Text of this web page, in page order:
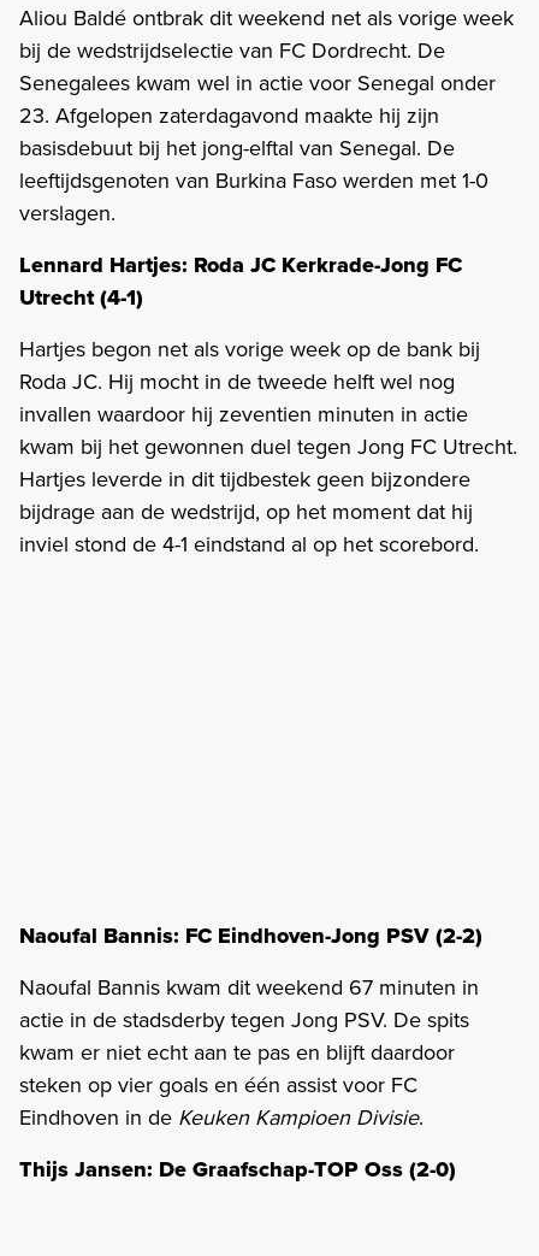
Aliou Baldé ontbrak dit weekend net als vorige week
bij de wedstrijdselectie van FC Dordrecht. De
Senegalees kwam wel in actie voor Senegal onder
23. Afgelopen zaterdagavond maakte hij zijn
basisdebuut bij het jong-elftal van Senegal. De
leeftijdsgenoten van Burkina Faso werden met 1-0
verslagen.
Lennard Hartjes: Roda JC Kerkrade-Jong FC
Utrecht (4-1)
Hartjes begon net als vorige week op de bank bij
Roda JC. Hij mocht in de tweede helft wel nog
invallen waardoor hij zeventien minuten in actie
kwam bij het gewonnen duel tegen Jong FC Utrecht.
Hartjes leverde in dit tijdbestek geen bijzondere
bijdrage aan de wedstrijd, op het moment dat hij
inviel stond de 4-1 eindstand al op het scorebord.
Naoufal Bannis: FC Eindhoven-Jong PSV (2-2)
Naoufal Bannis kwam dit weekend 67 minuten in
actie in de stadsderby tegen Jong PSV. De spits
kwam er niet echt aan te pas en blijft daardoor
steken op vier goals en één assist voor FC
Eindhoven in de Keuken Kampioen Divisie.
Thijs Jansen: De Graafschap-TOP Oss (2-0)